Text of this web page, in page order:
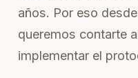
años. Por eso
queremos contarte
implementar el